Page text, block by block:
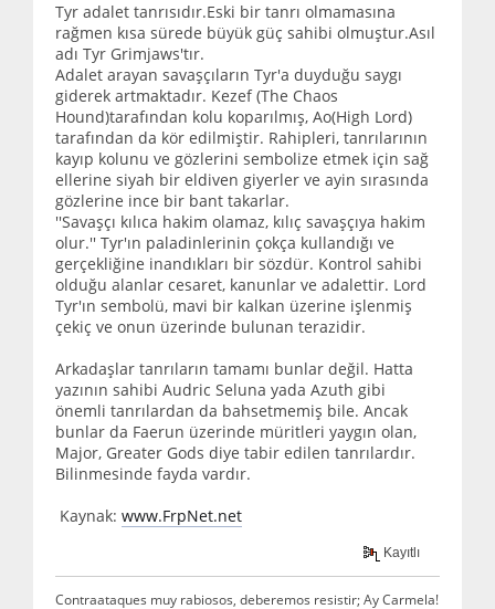
Tyr adalet tanrısıdır.Eski bir tanrı olmamasına
rağmen kısa sürede büyük güç sahibi olmuştur.Asıl
adı Tyr Grimjaws'tır.
Adalet arayan savaşçıların Tyr'a duyduğu saygı
giderek artmaktadır. Kezef (The Chaos
Hound)tarafından kolu koparılmış, Ao(High Lord)
tarafından da kör edilmiştir. Rahipleri, tanrılarının
kayıp kolunu ve gözlerini sembolize etmek için sağ
ellerine siyah bir eldiven giyerler ve ayin sırasında
gözlerine ince bir bant takarlar.
''Savaşçı kılıca hakim olamaz, kılıç savaşçıya hakim
olur.'' Tyr'ın paladinlerinin çokça kullandığı ve
gerçekliğine inandıkları bir sözdür. Kontrol sahibi
olduğu alanlar cesaret, kanunlar ve adalettir. Lord
Tyr'ın sembolü, mavi bir kalkan üzerine işlenmiş
çekiç ve onun üzerinde bulunan terazidir.
Arkadaşlar tanrıların tamamı bunlar değil. Hatta
yazının sahibi Audric Seluna yada Azuth gibi
önemli tanrılardan da bahsetmemiş bile. Ancak
bunlar da Faerun üzerinde müritleri yaygın olan,
Major, Greater Gods diye tabir edilen tanrılardır.
Bilinmesinde fayda vardır.
Kaynak: www.FrpNet.net
Kayıtlı
Contraataques muy rabiosos, deberemos resistir; Ay Carmela!